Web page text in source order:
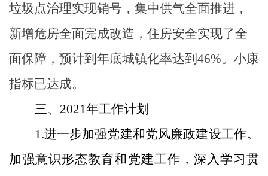
垃圾点治理实现销号，集中供气全面推进，
新增危房全面完成改造，住房安全实现了全
面保障，预计到年底城镇化率达到 46%。小康
指标已达成。
三、 2021年工作计划
1.进一步加强党建和党风廉政建设工作。
加强意识形态教育和党建工作，深入学习贯